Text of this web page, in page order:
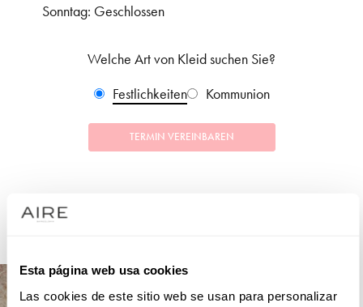
Esta página web usa cookies
Las cookies de este sitio web se usan para personalizar
Sonntag: Geschlossen
Welche Art von Kleid suchen Sie?
Festlichkeiten
Kommunion
TERMIN VEREINBAREN
KOLLEKTIONEN